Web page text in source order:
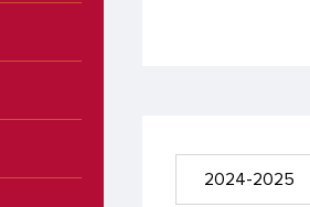
2024-2025